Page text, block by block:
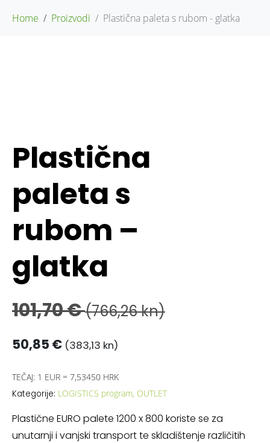
Home Proizvodi Plastična paleta s rubom - glatka
Plastična
paleta s
rubom –
glatka
101,70€(766,26 kn)
50,85 € (383,13 kn)
TEČAJ: 1 EUR = 7,53450 HRK
Kategorije: LOGISTICS program, OUTLET
Plastične EURO palete 1200 x 800 koriste se za
unutarnji i vanjski transport te skladištenje različitih